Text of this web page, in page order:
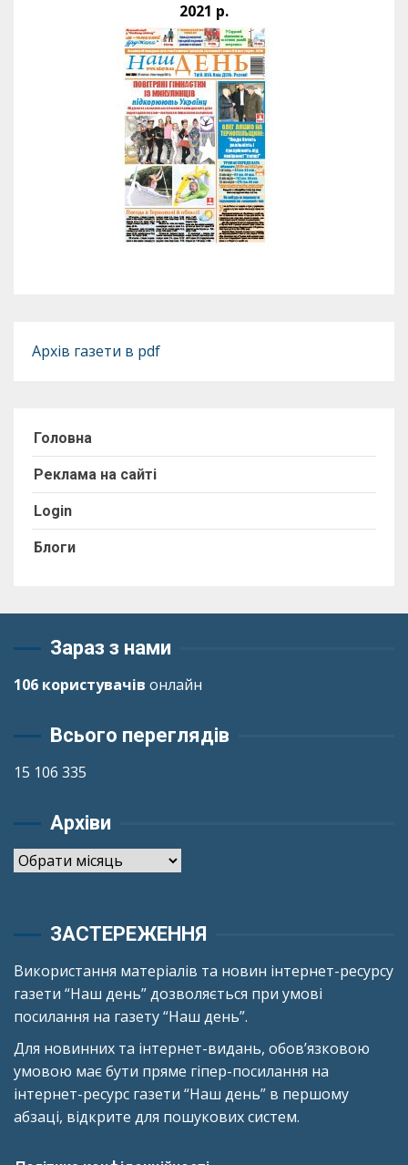
2021 р.
Архів газети в pdf
Головна
Реклама на сайті
Login
Блоги
Зараз з нами
106 користувачів онлайн
Всього переглядів
15 106 335
Архіви
Архіви
ЗАСТЕРЕЖЕННЯ
Використання матеріалів та новин інтернет-ресурсу
газети “Наш день” дозволяється при умові
посилання на газету “Наш день”.
Для новинних та інтернет-видань, обов’язковою
умовою має бути пряме гіпер-посилання на
інтернет-ресурс газети “Наш день” в першому
абзаці, відкрите для пошукових систем.